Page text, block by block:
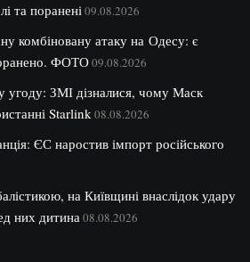
та поранені09.08.2026
комбіновану атаку на Одесу: є
ФОТО09.08.2026
угоду: ЗМІ дізналися, чому Маск
Starlink08.08.2026
ЄС наростив імпорт російського
на Київщині внаслідок удару
них дитина08.08.2026